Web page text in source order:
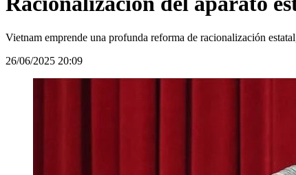
Vietnam emprende una profunda reforma de racionalización
26/06/2025 20:09